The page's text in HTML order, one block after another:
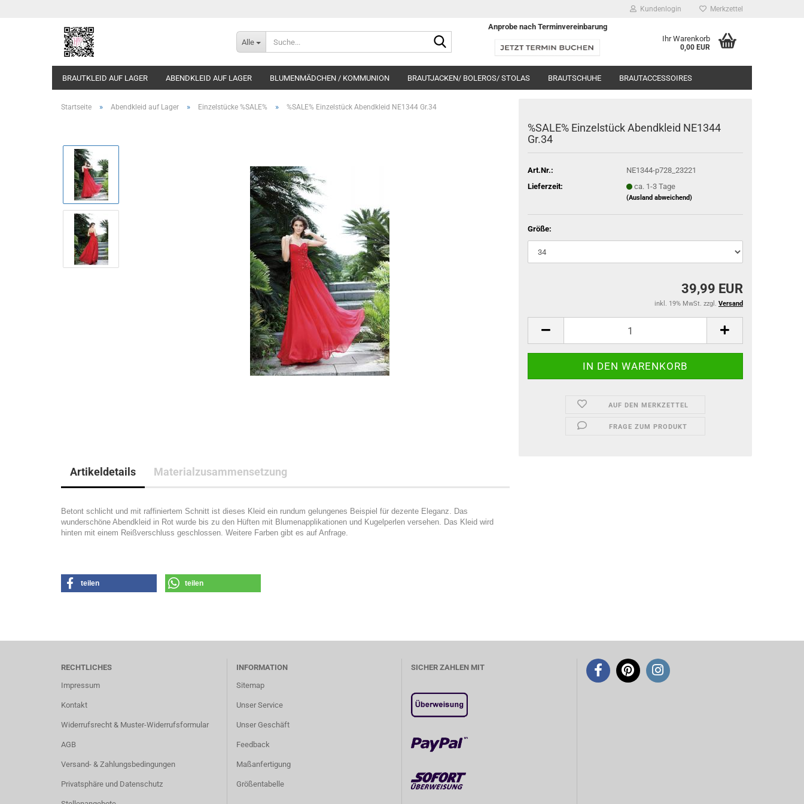
Kundenlogin Merkzettel
Alle
Anprobe nach Terminvereinbarung
Ihr Warenkorb
0,00 EUR
BRAUTKLEID AUF LAGER ABENDKLEID AUF LAGER BLUMENMÄDCHEN / KOMMUNION BRAUTJACKEN/ BOLEROS/ STOLAS BRAUTSCHUHE BRAUTACCESSOIRES
Startseite » Abendkleid auf Lager » Einzelstücke %SALE% » %SALE% Einzelstück Abendkleid NE1344 Gr.34
%SALE% Einzelstück Abendkleid NE1344
Gr.34
Art.Nr.:
NE1344-p728_23221
Lieferzeit:
ca. 1-3 Tage
(Ausland abweichend)
Größe:
39,99 EUR
inkl. 19% MwSt. zzgl. Versand
AUF DEN MERKZETTEL
FRAGE ZUM PRODUKT
Artikeldetails Materialzusammensetzung
Betont schlicht und mit raffiniertem Schnitt ist dieses Kleid ein rundum gelungenes Beispiel für dezente Eleganz. Das
wunderschöne Abendkleid in Rot wurde bis zu den Hüften mit Blumenapplikationen und Kugelperlen versehen. Das Kleid wird
hinten mit einem Reißverschluss geschlossen. Weitere Farben gibt es auf Anfrage.
teilen teilen
RECHTLICHES
Impressum
Kontakt
Widerrufsrecht & Muster-Widerrufsformular
AGB
Versand- & Zahlungsbedingungen
Privatsphäre und Datenschutz
INFORMATION
Sitemap
Unser Service
Unser Geschäft
Feedback
Maßanfertigung
Größentabelle
SICHER ZAHLEN MIT